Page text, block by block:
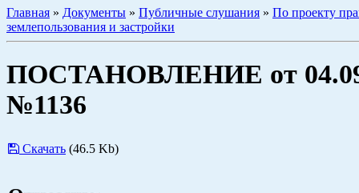
Главная » Документы » Публичные слушания » По проекту
землепользования и застройки
ПОСТАНОВЛЕНИЕ от
№1136
Скачать (46.5 Kb)